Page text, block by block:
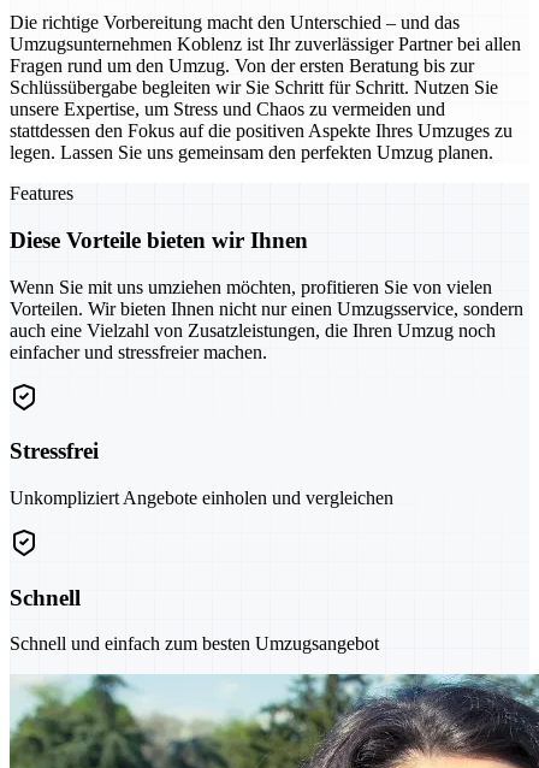
Die richtige Vorbereitung macht den Unterschied – und das
Umzugsunternehmen Koblenz ist Ihr zuverlässiger Partner bei allen
Fragen rund um den Umzug. Von der ersten Beratung bis zur
Schlüssübergabe begleiten wir Sie Schritt für Schritt. Nutzen Sie
unsere Expertise, um Stress und Chaos zu vermeiden und
stattdessen den Fokus auf die positiven Aspekte Ihres Umzuges zu
legen. Lassen Sie uns gemeinsam den perfekten Umzug planen.
Features
Diese Vorteile bieten wir Ihnen
Wenn Sie mit uns umziehen möchten, profitieren Sie von vielen
Vorteilen. Wir bieten Ihnen nicht nur einen Umzugsservice, sondern
auch eine Vielzahl von Zusatzleistungen, die Ihren Umzug noch
einfacher und stressfreier machen.
Stressfrei
Unkompliziert Angebote einholen und vergleichen
Schnell
Schnell und einfach zum besten Umzugsangebot